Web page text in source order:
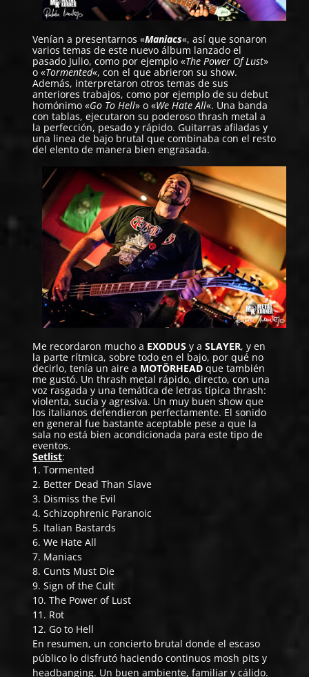
Venían a presentarnos «Maniacs«, así que sonaron
varios temas de este nuevo álbum lanzado el
pasado Julio, como por ejemplo «The Power Of Lust»
o «Tormented«, con el que abrieron su show.
Además, interpretaron otros temas de sus
anteriores trabajos, como por ejemplo de su debut
homónimo «Go To Hell» o «We Hate All«. Una banda
con tablas, ejecutaron su poderoso thrash metal a
la perfección, pesado y rápido. Guitarras afiladas y
una linea de bajo brutal que combinaba con el resto
del elento de manera bien engrasada.
Me recordaron mucho a EXODUS y aSLAYER, y en
la parte rítmica, sobre todo en el bajo, por qué no
decirlo, tenía un aire a MOTÖRHEADque también
me gustó. Un thrash metal rápido, directo, con una
voz rasgada y una temática de letras típica thrash:
violenta, sucia y agresiva. Un muy buen show que
los italianos defendieron perfectamente. El sonido
en general fue bastante aceptable pese a que la
sala no está bien acondicionada para este tipo de
eventos.
Setlist:
1. Tormented
2. Better Dead Than Slave
3. Dismiss the Evil
4. Schizophrenic Paranoic
5. Italian Bastards
6. We Hate All
7. Maniacs
8. Cunts Must Die
9. Sign of the Cult
10. The Power of Lust
11. Rot
12. Go to Hell
En resumen, un concierto brutal donde el escaso
público lo disfrutó haciendo continuos mosh pits y
headbanging. Un buen ambiente, familiar y cálido.